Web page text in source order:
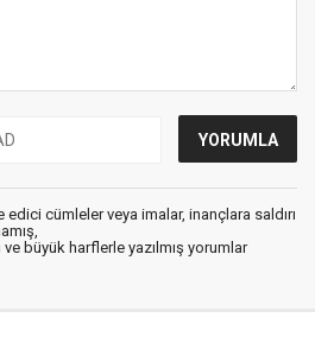
cümleler veya imalar, inançlara saldırı
büyük harflerle yazılmış yorumlar